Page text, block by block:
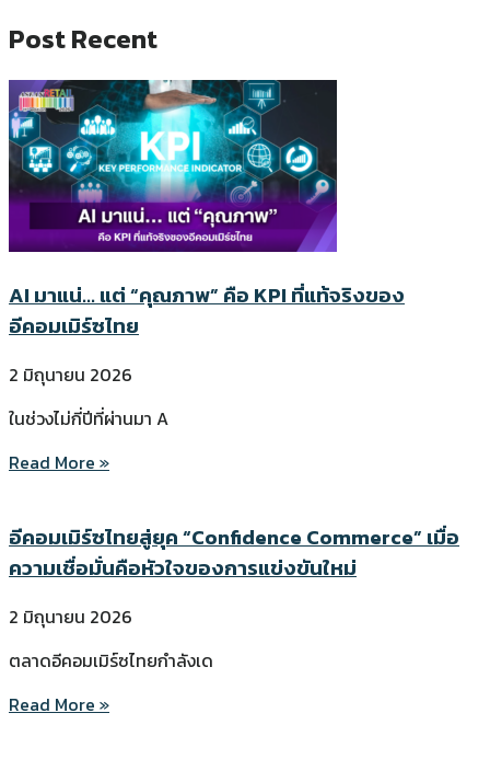
Post Recent
AI มาแน่… แต่ “คุณภาพ” คือ KPI ที่แท้จริงของ
อีคอมเมิร์ซไทย
2 มิถุนายน 2026
ในช่วงไม่กี่ปีที่ผ่านมา A
Read More »
อีคอมเมิร์ซไทยสู่ยุค “Confidence Commerce” เมื่อ
ความเชื่อมั่นคือหัวใจของการแข่งขันใหม่
2 มิถุนายน 2026
ตลาดอีคอมเมิร์ซไทยกำลังเด
Read More »